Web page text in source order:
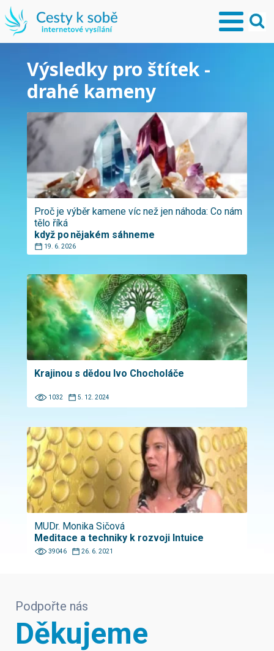
Výsledky pro štítek -
drahé kameny
Proč je výběr kamene víc než jen náhoda: Co nám
tělo říká
když po nějakém sáhneme
19. 6. 2026
Krajinou s dědou Ivo Chocholáče
1032 5. 12. 2024
MUDr. Monika Sičová
Meditace a techniky k rozvoji Intuice
39046 26. 6. 2021
Podpořte nás
Děkujeme